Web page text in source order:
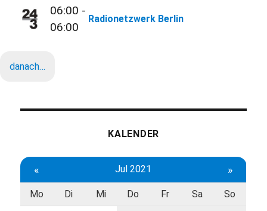
06:00 -
06:00
Radionetzwerk Berlin
danach…
KALENDER
« Jul 2021 »
Mo Di Mi Do Fr Sa So